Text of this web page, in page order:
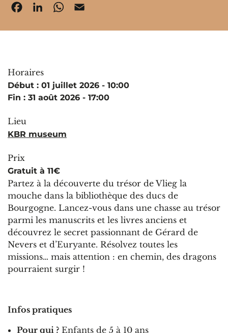
FacebookLinkedInWhatsApp
Horaires
Début : 01 juillet 2026 - 10:00
Fin : 31 août 2026 - 17:00
Lieu
KBR museum
Prix
Gratuit à 11€
Partez à la découverte du trésor de Vlieg la
mouche dans la bibliothèque des ducs de
Bourgogne. Lancez-vous dans une chasse au trésor
parmi les manuscrits et les livres anciens et
découvrez le secret passionnant de Gérard de
Nevers et d’Euryante. Résolvez toutes les
missions… mais attention : en chemin, des dragons
pourraient surgir !
Infos pratiques
Pour qui ? Enfants de 5 à 10 ans